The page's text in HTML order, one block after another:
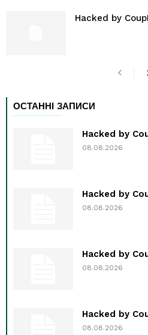
Hacked by
ОСТАННІ ЗАПИСИ
Hacked by
08.08.2026
Hacked by
08.08.2026
Hacked by
08.08.2026
Hacked by
08.08.2026